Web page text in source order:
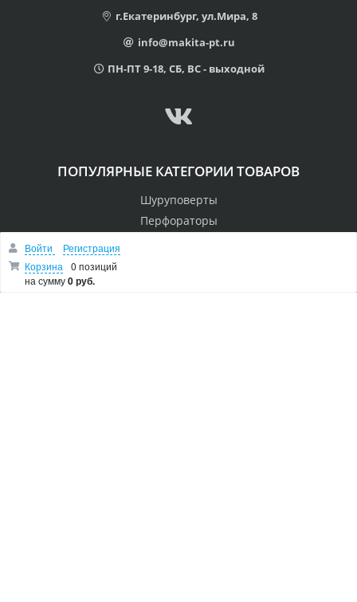
г.Екатеринбург, ул.Мира, 8
info@makita-pt.ru
ПН-ПТ 9-18, СБ, ВС - выходной
ПОПУЛЯРНЫЕ КАТЕГОРИИ ТОВАРОВ
Шуруповерты
Перфораторы
Войти
Регистрация
Корзина
0 позиций
на сумму0 руб.